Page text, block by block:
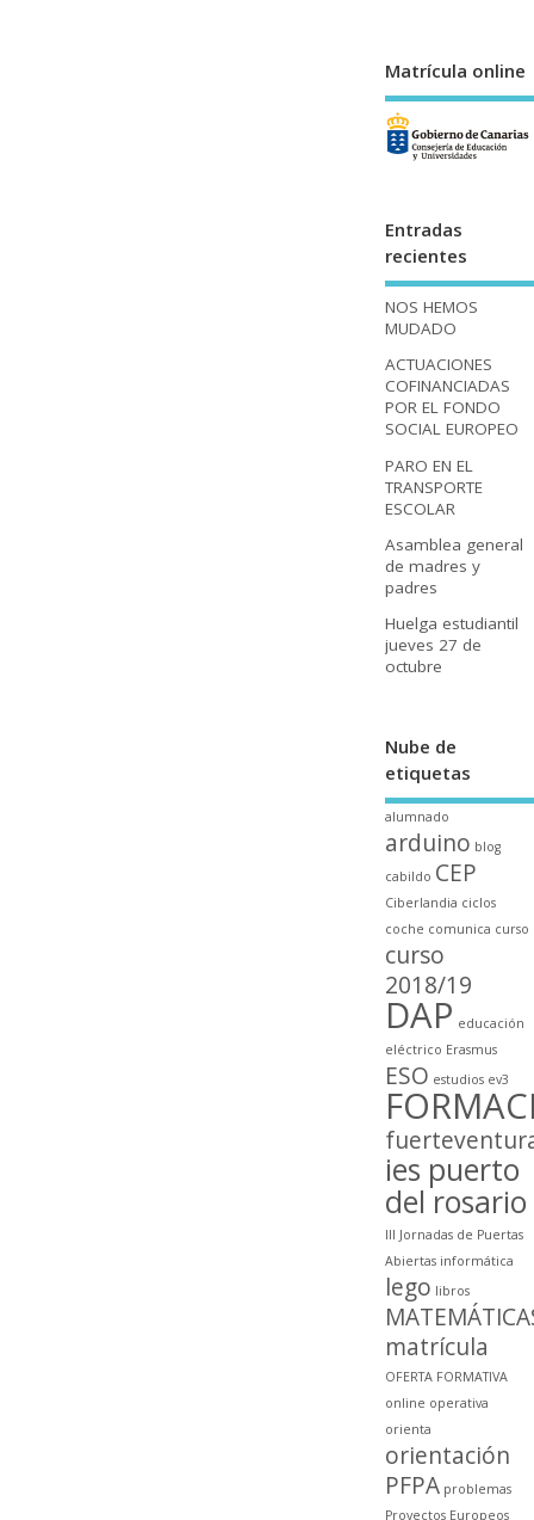
Matrícula online
Entradas
recientes
NOS HEMOS
MUDADO
ACTUACIONES
COFINANCIADAS
POR EL FONDO
SOCIAL EUROPEO
PARO EN EL
TRANSPORTE
ESCOLAR
Asamblea general
de madres y
padres
Huelga estudiantil
jueves 27 de
octubre
Nube de
etiquetas
alumnado
arduino blog
cabildo CEP
Ciberlandia ciclos
coche comunica curso
curso
2018/19
DAP educación
eléctrico Erasmus
ESO estudios ev3
ies puerto
del rosario
III Jornadas de Puertas
Abiertas informática
lego libros
matrícula
OFERTA FORMATIVA
online operativa
orienta
orientación
PFPA problemas
Proyectos Europeos